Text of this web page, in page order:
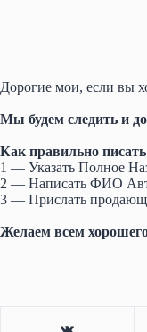
Дорогие мои, если вы
Мы будем следить и
Как правильно
1 — Указать Полное
2 — Написать ФИО
3 — Прислать
Желаем всем